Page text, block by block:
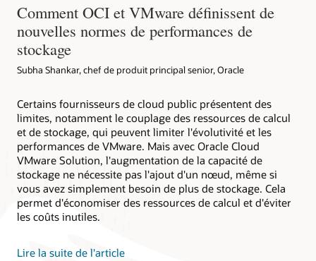
Comment OCI et VMware définissent de
nouvelles normes de performances de
stockage
Subha Shankar, chef de produit principal senior, Oracle
Certains fournisseurs de cloud public présentent des
limites, notamment le couplage des ressources de calcul
et de stockage, qui peuvent limiter l'évolutivité et les
performances de VMware. Mais avec Oracle Cloud
VMware Solution, l'augmentation de la capacité de
stockage ne nécessite pas l'ajout d'un nœud, même si
vous avez simplement besoin de plus de stockage. Cela
permet d'économiser des ressources de calcul et d'éviter
les coûts inutiles.
Lire la suite de l'article